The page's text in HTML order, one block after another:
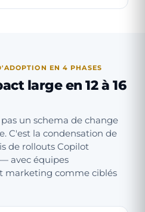
EN 4 PHASES
large en 12 à 16
un schema de change
C'est la condensation de
de rollouts Copilot
avec équipes
marketing comme ciblés